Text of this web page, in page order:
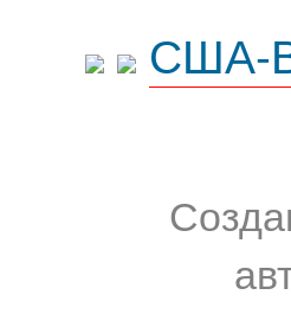
США-